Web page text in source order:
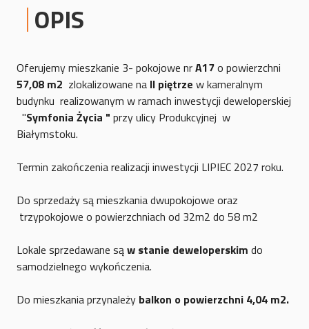
OPIS
Oferujemy mieszkanie 3- pokojowe nrA17o powierzchni
57,08 m2 zlokalizowane na II piętrze w kameralnym
budynku realizowanym w ramach inwestycji deweloperskiej
"Symfonia Życia " przy ulicy Produkcyjnej w
Białymstoku.
Termin zakończenia realizacji inwestycji LIPIEC 2027 roku.
Do sprzedaży są mieszkania dwupokojowe oraz
trzypokojowe o powierzchniach od 32m2 do 58 m2
Lokale sprzedawane sąw stanie deweloperskim do
samodzielnego wykończenia.
Do mieszkania przynależy balkon o powierzchni 4,04 m2.